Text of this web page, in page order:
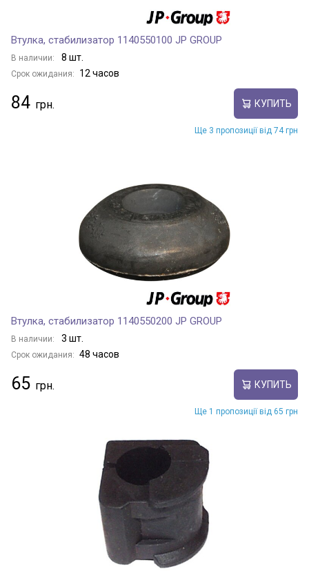
Втулка, стабилизатор 1140550100 JP GROUP
В наличии: 8 шт.
Срок ожидания: 12 часов
84 КУПИТЬ
Ще 3 пропозиції від 74 грн
Втулка, стабилизатор 1140550200 JP GROUP
В наличии: 3 шт.
Срок ожидания: 48 часов
65 КУПИТЬ
Ще 1 пропозиції від 65 грн